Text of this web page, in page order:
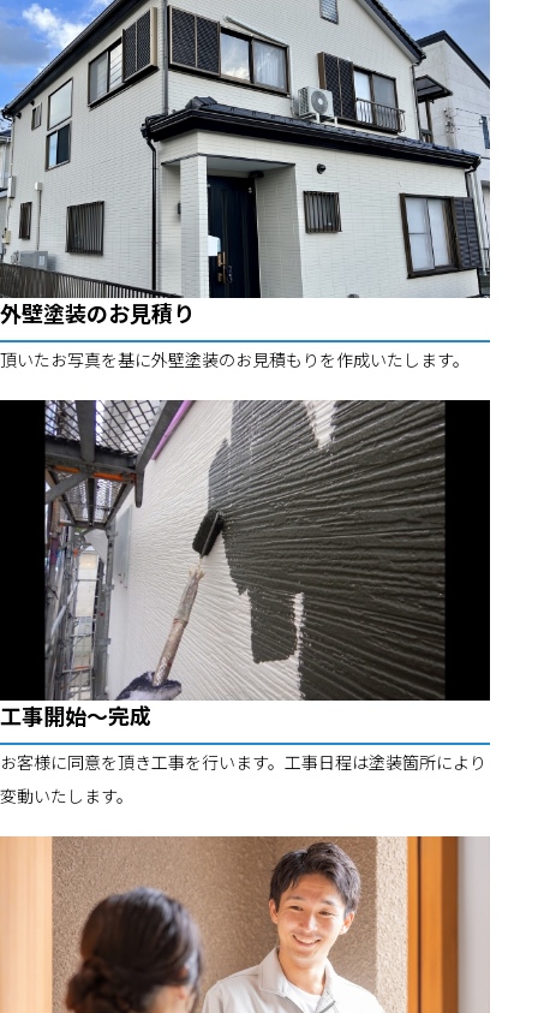
外壁塗装のお見積り
頂いたお写真を基に外壁塗装のお見積もりを作成いたします。
工事開始～完成
お客様に同意を頂き工事を行います。工事日程は塗装箇所により
変動いたします。